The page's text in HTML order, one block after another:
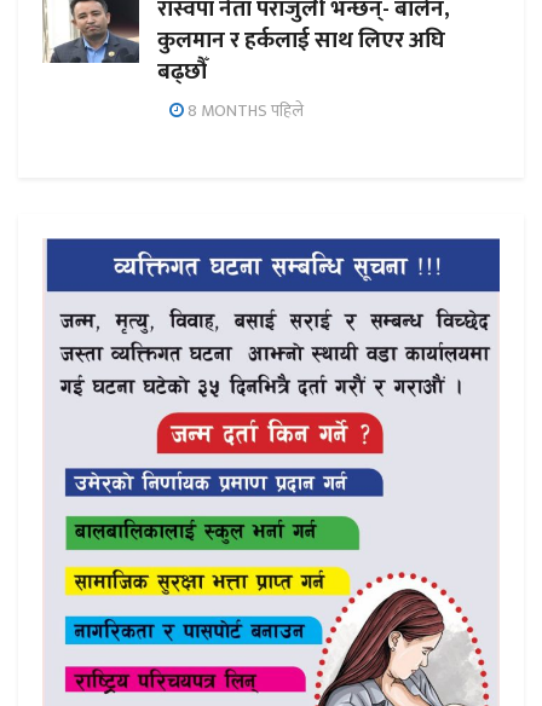
रास्वपा नेता पराजुली भन्छन्- बालेन,
कुलमान र हर्कलाई साथ लिएर अघि
बढ्छौँ
8 MONTHS पहिले